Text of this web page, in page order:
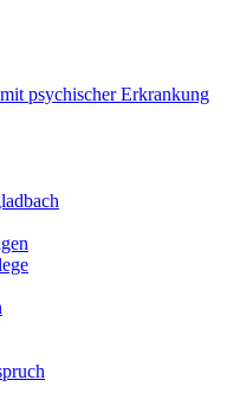
psychischer Erkrankung